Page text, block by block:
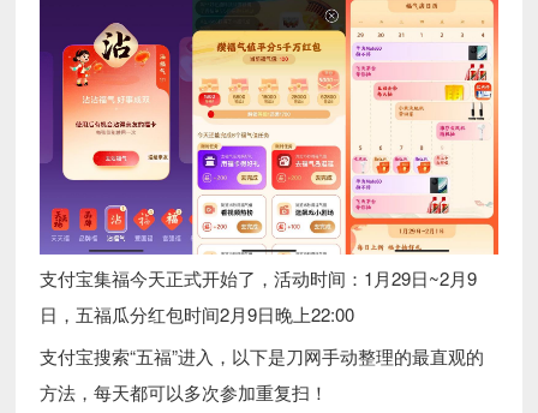
支付宝集福今天正式开始了，活动时间：1月29日~2月9
日，五福瓜分红包时间2月9日晚上22:00
支付宝搜索“五福”进入，以下是刀网手动整理的最直观的
方法，每天都可以多次参加重复扫！